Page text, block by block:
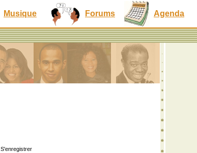
Musique Forums Agenda
S'enregistrer